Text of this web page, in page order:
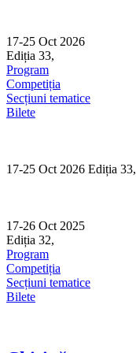
content
17-25 Oct 2026
Ediția 33,
Program
Competiția
Secțiuni tematice
Bilete
17-25 Oct 2026 Ediția 33,
17-26 Oct 2025
Ediția 32,
Program
Competiția
Secțiuni tematice
Bilete